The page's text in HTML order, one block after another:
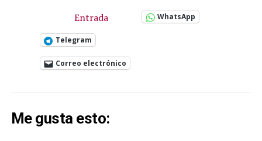
Entrada WhatsApp
Telegram
Correo electrónico
Me gusta esto: